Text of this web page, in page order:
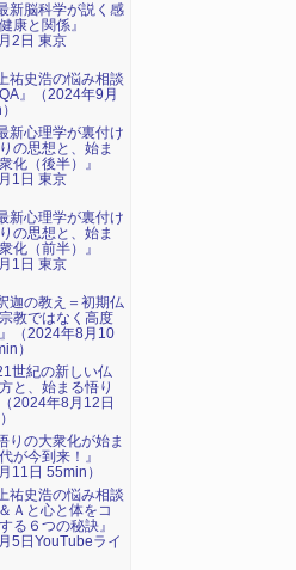
新脳科学が説く感
康と関係』
2日 東京
祐史浩の悩み相談
』（2024年9月
新心理学が裏付け
の思想と、始ま
化（後半）』
1日 東京
新心理学が裏付け
の思想と、始ま
化（前半）』
1日 東京
迦の教え＝初期仏
教ではなく高度
（2024年8月10
）
世紀の新しい仏
と、始まる悟り
2024年8月12日
りの大衆化が始ま
が今到来！』
11日 55min）
祐史浩の悩み相談
Ａと心と体をコ
る６つの秘訣』
5日YouTubeライ